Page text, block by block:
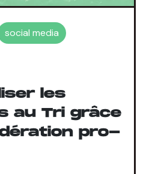
social media
les
au Tri grâce
pro-